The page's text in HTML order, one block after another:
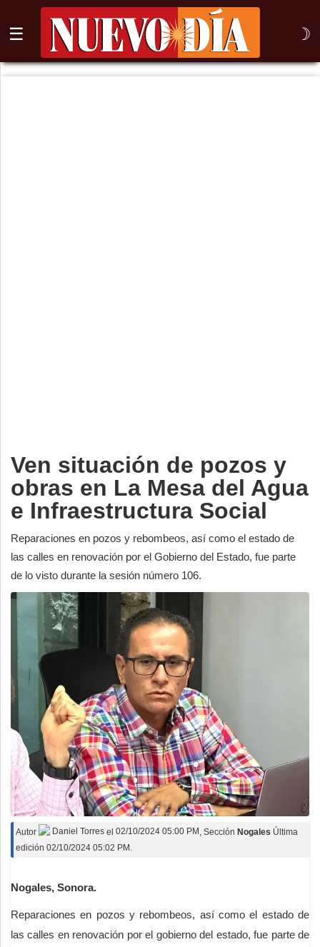
☰ ☽
⌕
Ven situación de pozos y
obras en La Mesa del Agua
e Infraestructura Social
Reparaciones en pozos y rebombeos, así como el estado de
las calles en renovación por el Gobierno del Estado, fue parte
de lo visto durante la sesión número 106.
Autor Daniel Torres el 02/10/2024 05:00 PM , Sección Nogales Última
edición 02/10/2024 05:02 PM.
Nogales, Sonora.
Reparaciones en pozos y rebombeos, así como el estado de
las calles en renovación por el gobierno del estado, fue parte de